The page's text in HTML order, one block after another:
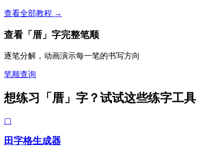
查看全部教程 →
查看「厝」字完整笔顺
逐笔分解，动画演示每一笔的书写方向
笔顺查询
想练习「厝」字？试试这些练字工具
▢
田字格生成器